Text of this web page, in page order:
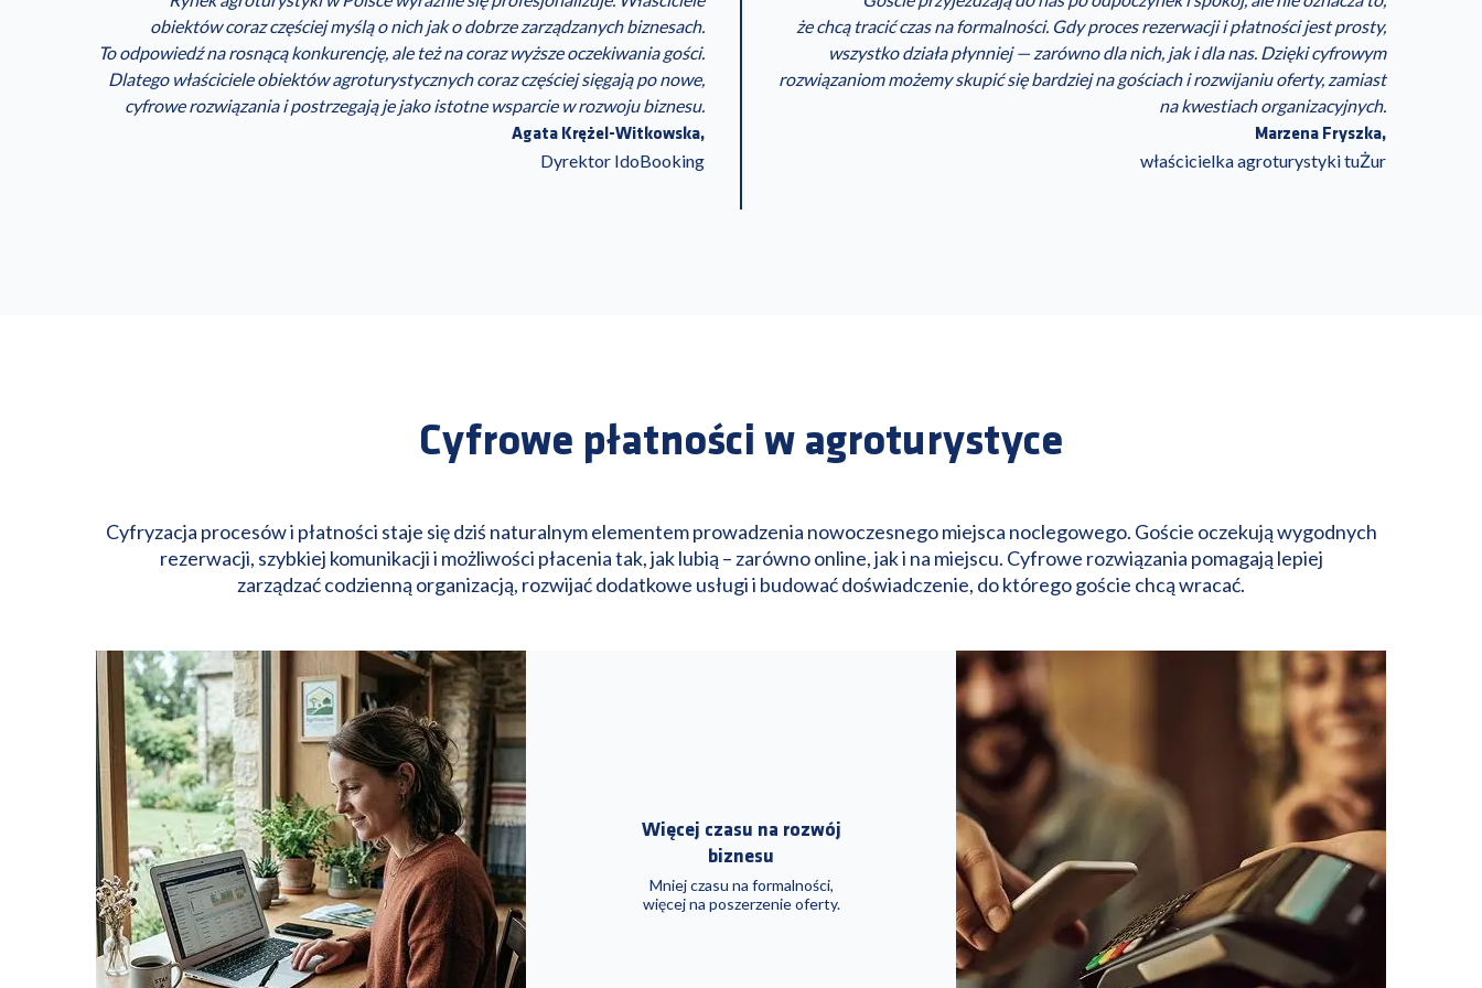
obiektów coraz częściej myślą o nich jak o dobrze zarządzanych biznesach.
To odpowiedź na rosnącą konkurencję, ale też na coraz wyższe oczekiwania gości.
Dlatego właściciele obiektów agroturystycznych coraz częściej sięgają po nowe,
cyfrowe rozwiązania i postrzegają je jako istotne wsparcie w rozwoju biznesu.
Agata Krężel-Witkowska,
Dyrektor IdoBooking
że chcą tracić czas na formalności. Gdy proces rezerwacji i płatności jest prosty,
wszystko działa płynniej — zarówno dla nich, jak i dla nas. Dzięki cyfrowym
rozwiązaniom możemy skupić się bardziej na gościach i rozwijaniu oferty, zamiast
na kwestiach organizacyjnych.
Marzena Fryszka,
właścicielka agroturystyki tuŻur
Cyfrowe płatności w agroturystyce
Cyfryzacja procesów i płatności staje się dziś naturalnym elementem prowadzenia nowoczesnego miejsca noclegowego. Goście oczekują wygodnych
rezerwacji, szybkiej komunikacji i możliwości płacenia tak, jak lubią – zarówno online, jak i na miejscu. Cyfrowe rozwiązania pomagają lepiej
zarządzać codzienną organizacją, rozwijać dodatkowe usługi i budować doświadczenie, do którego goście chcą wracać.
Więcej czasu na rozwój
biznesu
Mniej czasu na formalności,
więcej na poszerzenie oferty.